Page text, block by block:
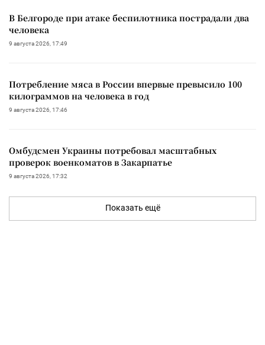
В Белгороде при атаке беспилотника пострадали два
человека
9 августа 2026, 17:49
Потребление мяса в России впервые превысило 100
килограммов на человека в год
9 августа 2026, 17:46
Омбудсмен Украины потребовал масштабных
проверок военкоматов в Закарпатье
9 августа 2026, 17:32
Показать ещё